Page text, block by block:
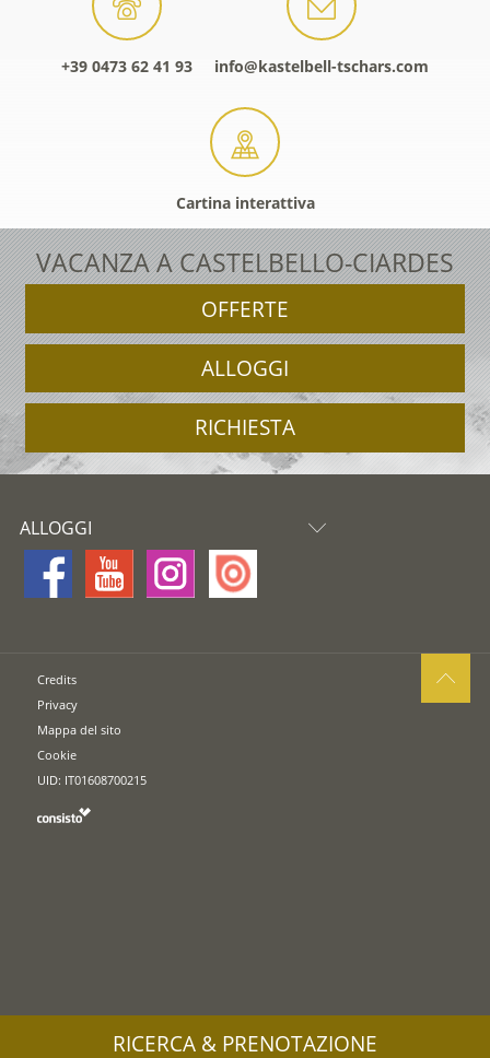
+39 0473 62 41 93 info@kastelbell-tschars.com
Cartina interattiva
VACANZA A CASTELBELLO-CIARDES
OFFERTE
ALLOGGI
RICHIESTA
ALLOGGI
Credits
Privacy
Mappa del sito
Cookie
UID: IT01608700215
RICERCA & PRENOTAZIONE